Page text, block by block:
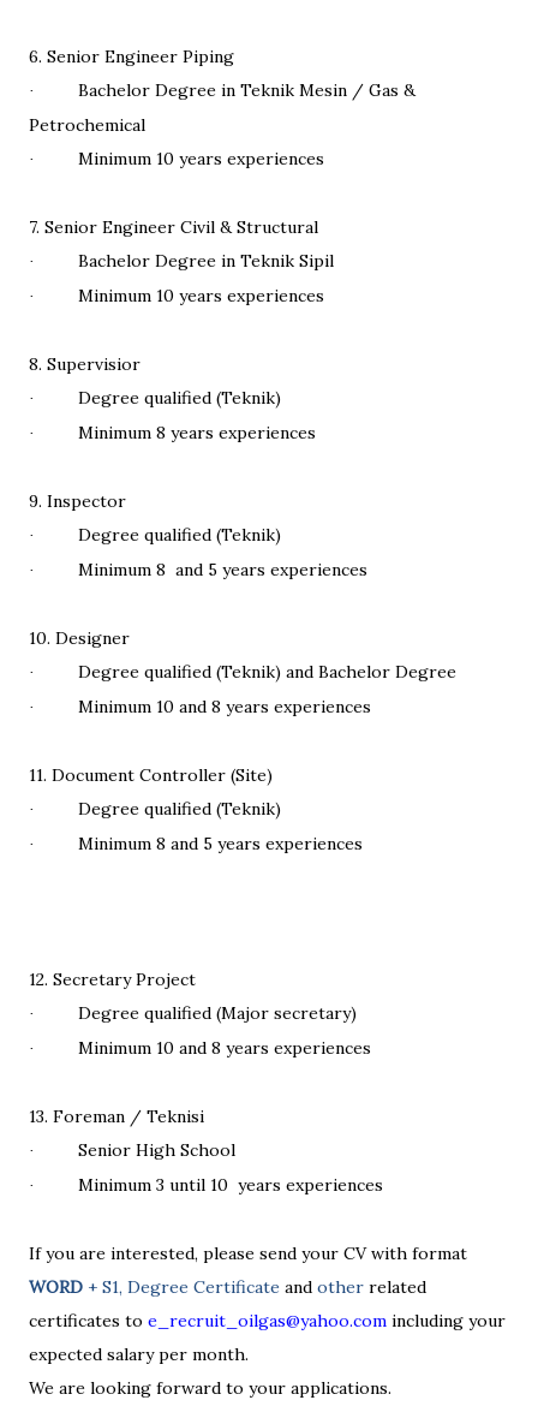
6. Senior Engineer Piping
·
Bachelor Degree in Teknik Mesin / Gas &
Petrochemical
· Minimum 10 years experiences
7. Senior Engineer Civil & Structural
· Bachelor Degree in Teknik Sipil
· Minimum 10 years experiences
8. Supervisior
· Degree qualified (Teknik)
· Minimum 8 years experiences
9. Inspector
· Degree qualified (Teknik)
· Minimum 8 and 5 years experiences
10. Designer
· Degree qualified (Teknik) and Bachelor Degree
· Minimum 10 and 8 years experiences
11. Document Controller (Site)
· Degree qualified (Teknik)
· Minimum 8 and 5 years experiences
12. Secretary Project
· Degree qualified (Major secretary)
· Minimum 10 and 8 years experiences
13. Foreman / Teknisi
· Senior High School
· Minimum 3 until 10 years experiences
If you are interested, please send your CV with format
WORD + S1, Degree Certificate and other related
certificates to e_recruit_oilgas@yahoo.com including your
expected salary per month.
We are looking forward to your applications.